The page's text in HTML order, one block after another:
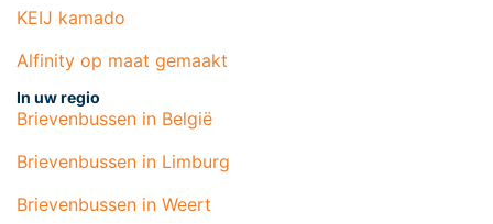
KEIJ kamado
Alfinity op maat gemaakt
In uw regio
Brievenbussen in België
Brievenbussen in Limburg
Brievenbussen in Weert